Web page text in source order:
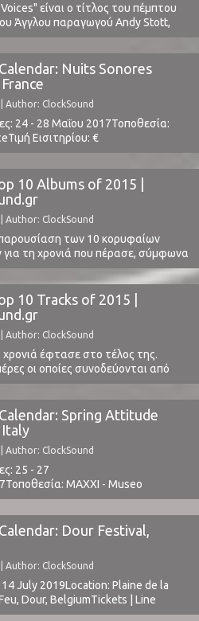
είναι ο τίτλος του πέμπτου
Άγγλου παραγωγού Andy Stott,
από την ετικέτα Modern Love
την εισαγωγή (Waiting For
σαφώς επηροές από τον
Never, παράλληλα
drone επηροές της μουσικής
'00.Το Butterflies, μαζί με το New
νέο είδος ...
Nuits Sonores
Author: ClockSound
24 - 28 Μαΐου 2017Τοποθεσία:
Εισιτηρίου: €
-Το Line Up περιλαμβάνει:
Hopkins, The Chemical Brothers,
Aurora Halal, Nina Kraviz, Optimo
Ben Frost, Black Madonna,
Neubauten, Fatima Yamaha, Omar
DJ Marfox Stormzy, more
sonores.com
10 Albums of 2015 |
Author: ClockSound
των 10 κορυφαίων
για τη χρονιά που πέρασε, σύμφωνα
των συντακτών του
ήρθε η ώρα για μία ακόμα πιο
λίστα. Τα 10 κορυφαία άλμπουμ του
εποχή όπου, δυστυχώς, τα singles
ένα αρκετά σημαντικότερο
που η ...
10 Tracks of 2015 |
Author: ClockSound
έφτασε στο τέλος της.
οι οποίες συνοδεύονται από
και Best Of The Year λίστες! Έτσι
και εμείς τις δικές μας και
με τα
τις χρονιάς που πέρασε. Το
το αποτέλεσμα της ψηφοφορίας
Spring Attitude
Italy
Author: ClockSound
25 - 27
MAXXI - Museo
arti del XXI secolo, Ex Caserme
Spazio Novecento, Rome, ItalyΤιμή
€ 55Χωρητικότητα: -Το Line Up
Forest Swords, Jon Hopkins,
Bonzai, Clap Clap, Huerco S.,
Max Cooper, Moscoman, Nathan Fake,
Nokia, Sailor ...
Dour Festival,
Author: ClockSound
July 2019Location: Plaine de la
Dour, BelgiumTickets | Line